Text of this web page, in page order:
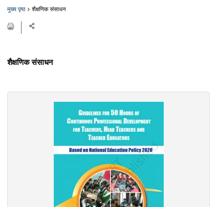
मुख्य पृष्ठ शैक्षणिक संसाधन
शैक्षणिक संसाधन